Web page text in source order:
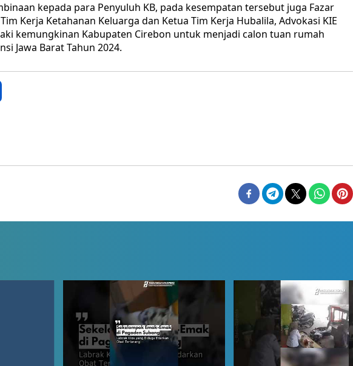
kepada para Penyuluh KB, pada kesempatan tersebut juga Fazar
Kerja Ketahanan Keluarga dan Ketua Tim Kerja Hubalila, Advokasi KIE
kemungkinan Kabupaten Cirebon untuk menjadi calon tuan rumah
Jawa Barat Tahun 2024.